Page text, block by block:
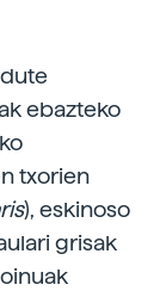
ebazteko
txorien
), eskinoso
grisak